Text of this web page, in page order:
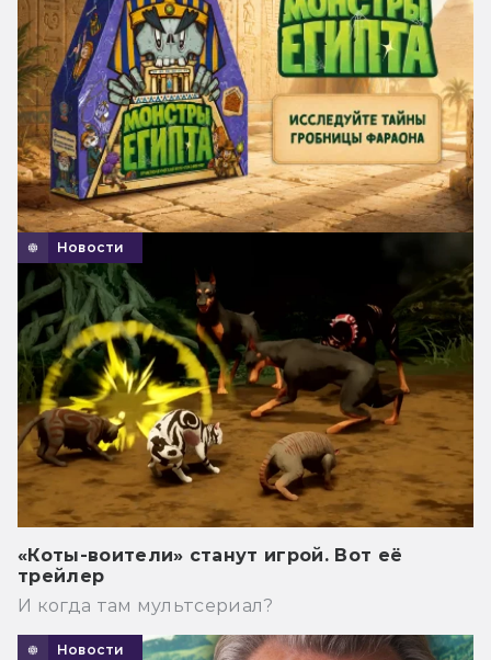
Новости
«Коты-воители» станут игрой. Вот её
трейлер
И когда там мультсериал?
Новости